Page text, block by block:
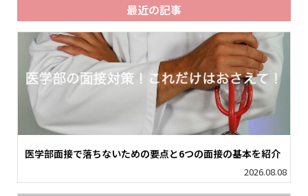
最近の記事
医学部面接で落ちないための要点と6つの面接の基本を紹介
2026.08.08